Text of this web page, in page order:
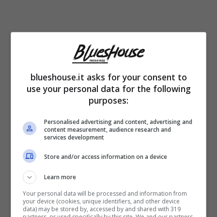
microfoni. Ma il microfono non è un
confessionale. La cronaca rosa chiede
sempre un capitolo in più, eppure esiste un
diritto alla pausa. Lo si vede ogni volta che
blueshouse.it asks for your consent to
use your personal data for the following
purposes:
Personalised advertising and content, advertising and
content measurement, audience research and
services development
Store and/or access information on a device
Learn more
Your personal data will be processed and information from
your device (cookies, unique identifiers, and other device
data) may be stored by, accessed by and shared with 319